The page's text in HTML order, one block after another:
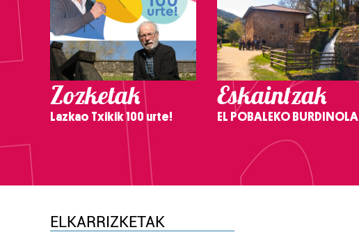
Zozketak
Lazkao Txikik 100 urte!
Eskaintzak
EL POBALEKO BURDINOLA
ELKARRIZKETAK